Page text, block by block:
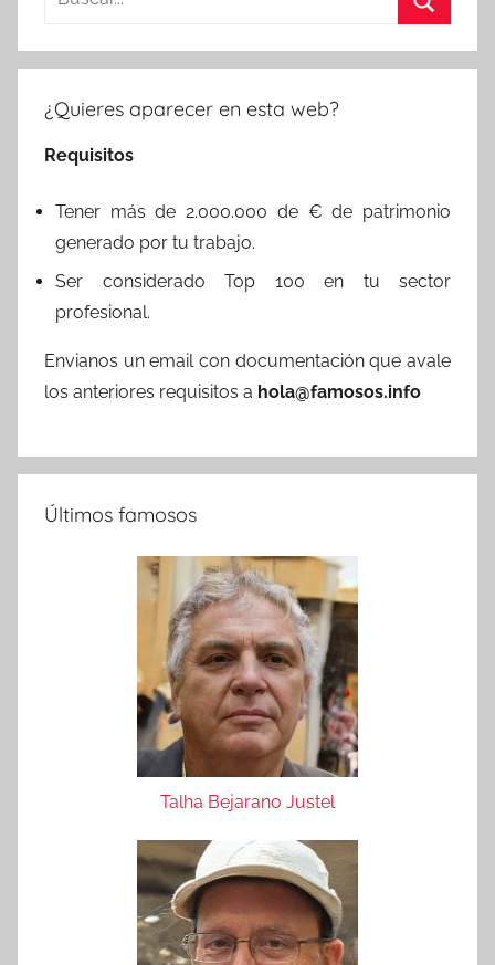
¿Quieres aparecer en esta web?
Requisitos
Tener más de 2.000.000 de € de patrimonio
generado por tu trabajo.
Ser considerado Top 100 en tu sector
profesional.
Envianos un email con documentación que avale
los anteriores requisitos a hola@famosos.info
Últimos famosos
Talha Bejarano Justel